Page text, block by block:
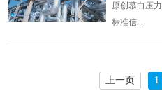
原创慕白压
标准信...
上一页 1